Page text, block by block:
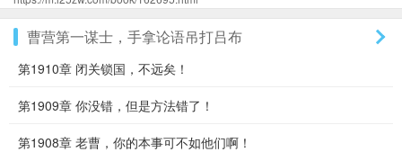
曹营第一谋士，手拿论语吊打吕布
第1910章 闭关锁国，不远矣！
第1909章 你没错，但是方法错了！
第1908章 老曹，你的本事可不如他们啊！